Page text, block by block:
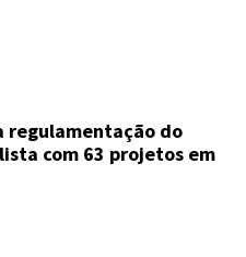
regulamentação do
com 63 projetos em